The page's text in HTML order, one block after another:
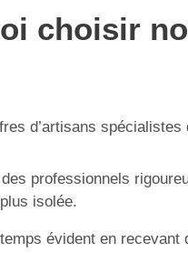
choisir
d’artisans
professionnels
isolée.
évident en